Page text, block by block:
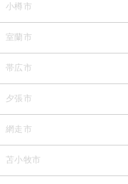
小樽市
室蘭市
帯広市
夕張市
網走市
苫小牧市